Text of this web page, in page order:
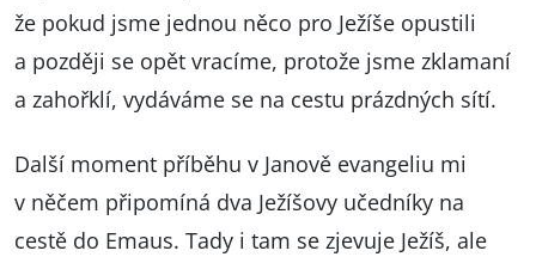
že pokud jsme jednou něco pro Ježíše opustili
a později se opět vracíme, protože jsme zklamaní
a zahořklí, vydáváme se na cestu prázdných sítí.
Další moment příběhu v Janově evangeliu mi
v něčem připomíná dva Ježíšovy učedníky na
cestě do Emaus. Tady i tam se zjevuje Ježíš, ale